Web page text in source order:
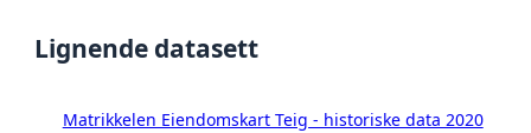
Lignende datasett
Matrikkelen Eiendomskart Teig - historiske data 2020